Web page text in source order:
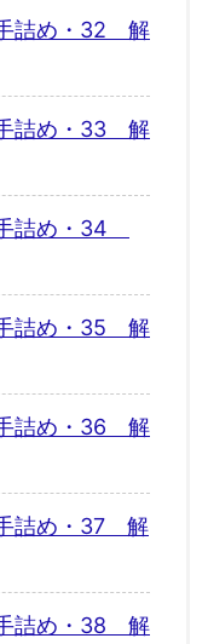
詰め・32 解
詰め・33 解
詰め・34
詰め・35 解
詰め・36 解
詰め・37 解
詰め・38 解